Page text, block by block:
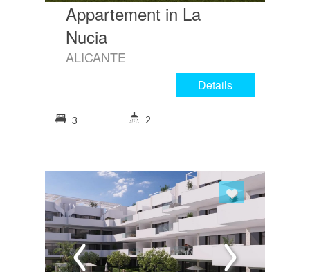
Appartement in La
Nucia
ALICANTE
Details
3 2